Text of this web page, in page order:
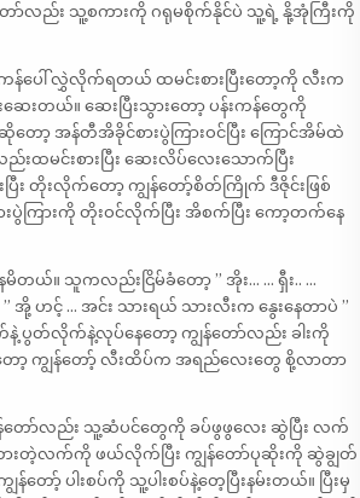
ာ်လည်း သူ့စကားကို ဂရုမစိုက်နိုင်ပဲ သူ့ရဲ့ နို့အုံကြီးကို
ကန်ပေါ် လွှဲလိုက်ရတယ် ထမင်းစားပြီးတော့ကို လီးက
ေးတယ်။ ဆေးပြီးသွားတော့ ပန်းကန်တွေကို
ာ့ အန်တီအိခိုင်စားပွဲကြားဝင်ပြီး ကြောင်အိမ်ထဲ
မင်းစားပြီး ဆေးလိပ်လေးသောက်ပြီး
း တိုးလိုက်တော့ ကျွန်တော့်စိတ်ကြိုက် ဒီဇိုင်းဖြစ်
ပွဲကြားကို တိုးဝင်လိုက်ပြီး အိစက်ပြီး ကော့တက်နေ
ယ်။ သူကလည်းငြိမ်ခံတော့ ” အိုး… … ရှီး.. …
ဟင့် … အင်း သားရယ် သားလီးက နွေးနေတာပဲ ”
နဲ့ ပွတ်လိုက်နဲ့လုပ်နေတော့ ကျွန်တော်လည်း ခါးကို
တော့ ကျွန်တော့် လီးထိပ်က အရည်လေးတွေ စို့လာတာ
န်တော်လည်း သူ့ဆံပင်တွေကို ခပ်ဖွဖွလေး ဆွဲပြီး လက်
းတဲ့လက်ကို ဖယ်လိုက်ပြီး ကျွန်တော်ပုဆိုးကို ဆွဲချွတ်
ပါးစပ်ကို သူ့ပါးစပ်နဲ့တေ့ပြီးနမ်းတယ်။ ပြီးမှ